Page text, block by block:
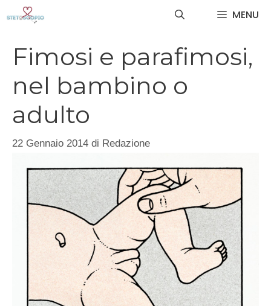
MENU
Fimosi e parafimosi,
nel bambino o
adulto
22 Gennaio 2014 di Redazione